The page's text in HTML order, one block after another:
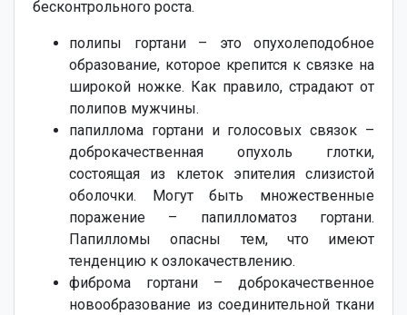
бесконтрольного роста.
полипы гортани – это опухолеподобное
образование, которое крепится к связке на
широкой ножке. Как правило, страдают от
полипов мужчины.
папиллома гортани и голосовых связок –
доброкачественная опухоль глотки,
состоящая из клеток эпителия слизистой
оболочки. Могут быть множественные
поражение – папилломатоз гортани.
Папилломы опасны тем, что имеют
тенденцию к озлокачествлению.
фиброма гортани – доброкачественное
новообразование из соединительной ткани